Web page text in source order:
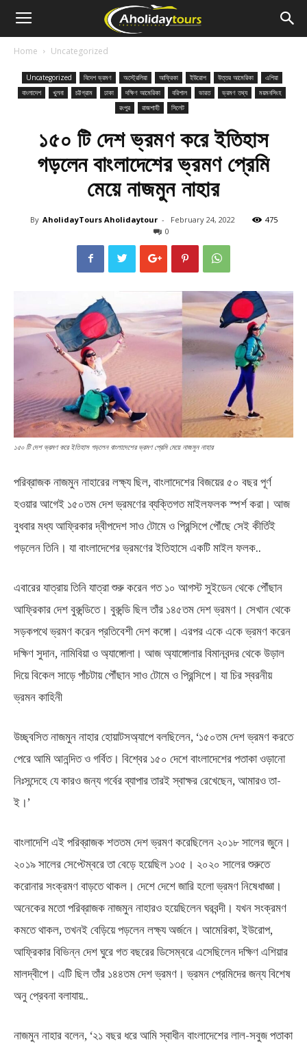
Home Uncategorized
Uncategorized বিদেশ ভ্রমণ অস্ট্রেলিয়া আফ্রিকা ইউরোপ উত্তর আমেরিকা
এশিয়া
বাংলাদেশ
খুলনা চট্টগ্রাম ঢাকা দক্ষিণ আমেরিকা বরিশাল ভারত ভ্রমণ তথ্য
ময়মনসিংহ
রংপুর
রাজশাহী সিলেট
১৫০ টি দেশ ভ্রমণ করে ইতিহাস
গড়লেন বাংলাদেশের ভ্রমণ প্রেমি
মেয়ে নাজমুন নাহার
By AholidayTours Aholidaytour - February 24, 2022
475
0
১৫০ টি দেশ ভ্রমণ করে ইতিহাস গড়লেন বাংলাদেশের ভ্রমণ প্রেমি মেয়ে নাজমুন নাহার
পরিব্রাজক নাজমুন নাহারের লক্ষ্য ছিল, বাংলাদেশের বিজয়ের ৫০ বছর পূর্ণ
হওয়ার আগেই ১৫০তম দেশ ভ্রমণের ব্যক্তিগত মাইলফলক স্পর্শ করা। আজ
বুধবার মধ্য আফ্রিকার দ্বীপদেশ সাও টোমে ও প্রিন্সিপে পৌঁছে সেই কীর্তিই
গড়লেন তিনি। যা বাংলাদেশের ভ্রমণের ইতিহাসে একটি মাইল ফলক..
এবারের যাত্রায় তিনি যাত্রা শুরু করেন গত ১০ আগস্ট সুইডেন থেকে পৌঁছান
আফ্রিকার দেশ বুরুন্ডিতে। বুরুন্ডি ছিল তাঁর ১৪৫তম দেশ ভ্রমণ। সেখান থেকে
সড়কপথে ভ্রমণ করেন প্রতিবেশী দেশ কঙ্গো। এরপর একে একে ভ্রমণ করেন
দক্ষিণ সুদান, নামিবিয়া ও অ্যাঙ্গোলা। আজ অ্যাঙ্গোলার বিমানবন্দর থেকে উড়াল
দিয়ে বিকেল সাড়ে পাঁচটায় পৌঁছান সাও টোমে ও প্রিন্সিপে। যা চির স্বরনীয়
ভ্রমন কাহিনী
উচ্ছ্বসিত নাজমুন নাহার হোয়াটসঅ্যাপে বলছিলেন, ‘১৫০তম দেশ ভ্রমণ করতে
পেরে আমি আনন্দিত ও গর্বিত। বিশ্বের ১৫০ দেশে বাংলাদেশের পতাকা ওড়ানো
নিঃসন্দেহে যে কারও জন্য গর্বের ব্যাপার তারই স্বাক্ষর রেখেছেন, আমারও তা-
ই।’
বাংলাদেশি এই পরিব্রাজক শততম দেশ ভ্রমণ করেছিলেন ২০১৮ সালের জুনে।
২০১৯ সালের সেপ্টেম্বরে তা বেড়ে হয়েছিল ১৩৫। ২০২০ সালের শুরুতে
করোনার সংক্রমণ বাড়তে থাকল। দেশে দেশে জারি হলো ভ্রমণ নিষেধাজ্ঞা।
অনেকের মতো পরিব্রাজক নাজমুন নাহারও হয়েছিলেন ঘরবন্দী। যখন সংক্রমণ
কমতে থাকল, তখনই বেড়িয়ে পড়লেন লক্ষ্য অর্জনে। আমেরিকা, ইউরোপ,
আফ্রিকার বিভিন্ন দেশ ঘুরে গত বছরের ডিসেম্বরে এসেছিলেন দক্ষিণ এশিয়ার
মালদ্বীপে। এটি ছিল তাঁর ১৪৪তম দেশ ভ্রমণ। ভ্রমন প্রেমিদের জন্য বিশেষ
অনু প্রেবনা বলাযায়..
নাজমুন নাহার বলেন, ‘২১ বছর ধরে আমি স্বাধীন বাংলাদেশের লাল-সবুজ পতাকা